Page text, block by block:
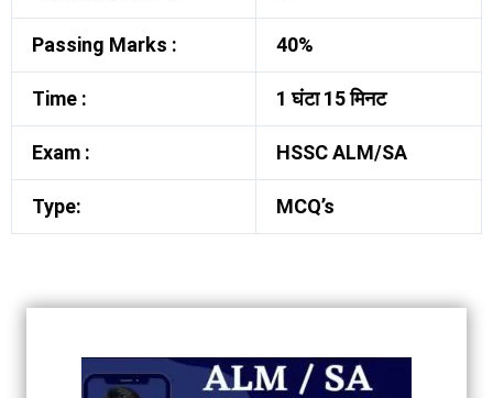
Passing Marks : 40%
Time : 1 घंटा 15 मिनट
Exam : HSSC ALM/SA
Type: MCQ’s